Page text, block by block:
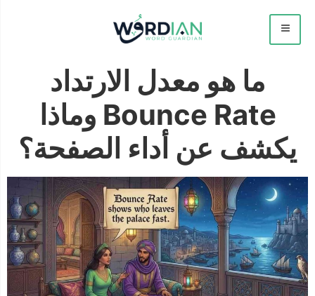
ما هو معدل الارتداد
Bounce Rate وماذا
يكشف عن أداء الصفحة؟